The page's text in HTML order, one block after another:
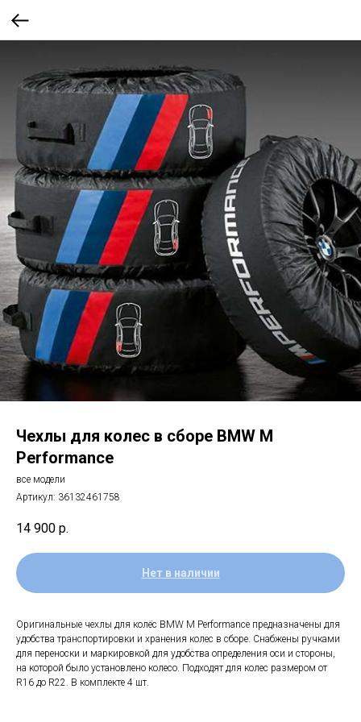
Чехлы для колес в сборе BMW M
Performance
все модели
Артикул: 36132461758
14 900 р.
Нет в наличии
Оригинальные чехлы для колёс BMW M Performance предназначены для
удобства транспортировки и хранения колес в сборе. Снабжены ручками
для переноски и маркировкой для удобства определения оси и стороны,
на которой было установлено колесо. Подходят для колес размером от
R16 до R22. В комплекте 4 шт.